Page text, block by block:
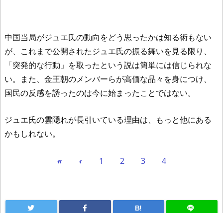
中国当局がジュエ氏の動向をどう思ったかは知る術もない
が、これまで公開されたジュエ氏の振る舞いを見る限り、
「突発的な行動」を取ったという説は簡単には信じられな
い。また、金王朝のメンバーらが高価な品々を身につけ、
国民の反感を誘ったのは今に始まったことではない。
ジュエ氏の雲隠れが長引いている理由は、もっと他にある
かもしれない。
« ‹ 1 2 3 4
B!